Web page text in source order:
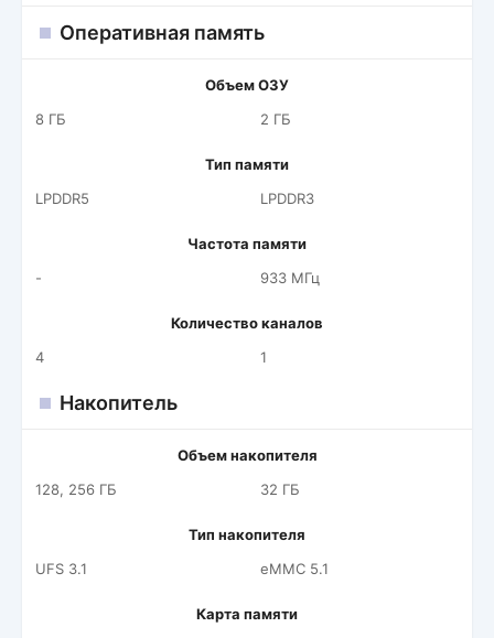
Оперативная память
Объем ОЗУ
8 ГБ
2 ГБ
Тип памяти
LPDDR5
LPDDR3
Частота памяти
-
933 МГц
Количество каналов
4
1
Накопитель
Объем накопителя
128, 256 ГБ
32 ГБ
Тип накопителя
UFS 3.1
eMMC 5.1
Карта памяти